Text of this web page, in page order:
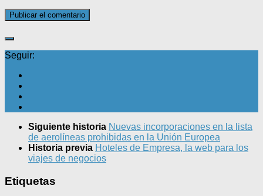
Seguir:
Siguiente historia Nuevas incorporaciones en la lista
de aerolíneas prohibidas en la Unión Europea
Historia previa Hoteles de Empresa, la web para los
viajes de negocios
Etiquetas